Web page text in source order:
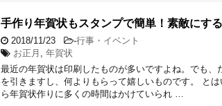
手作り年賀状もスタンプで簡単！素敵にす
2018/11/23 -行事・イベント
お正月 , 年賀状
最近の年賀状は印刷したものが多いですよね。でも、
を引きますし、何よりもらって嬉しいものです。 と
ら年賀状作りに多くの時間はかけていられ …